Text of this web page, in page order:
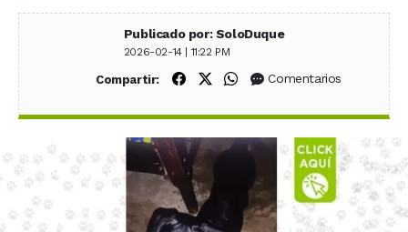
Publicado por: SoloDuque
2026-02-14 | 11:22 PM
Compartir: Compartir en Facebook
Compartir en X (Twitter)
Compartir en WhatsApp
Comentarios